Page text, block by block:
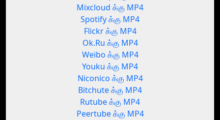
Mixcloud க்கு MP4
Spotify க்கு MP4
Flickr க்கு MP4
Ok.Ru க்கு MP4
Weibo க்கு MP4
Youku க்கு MP4
Niconico க்கு MP4
Bitchute க்கு MP4
Rutube க்கு MP4
Peertube க்கு MP4